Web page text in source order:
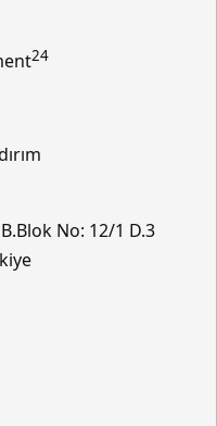
24
No: 12/1 D.3